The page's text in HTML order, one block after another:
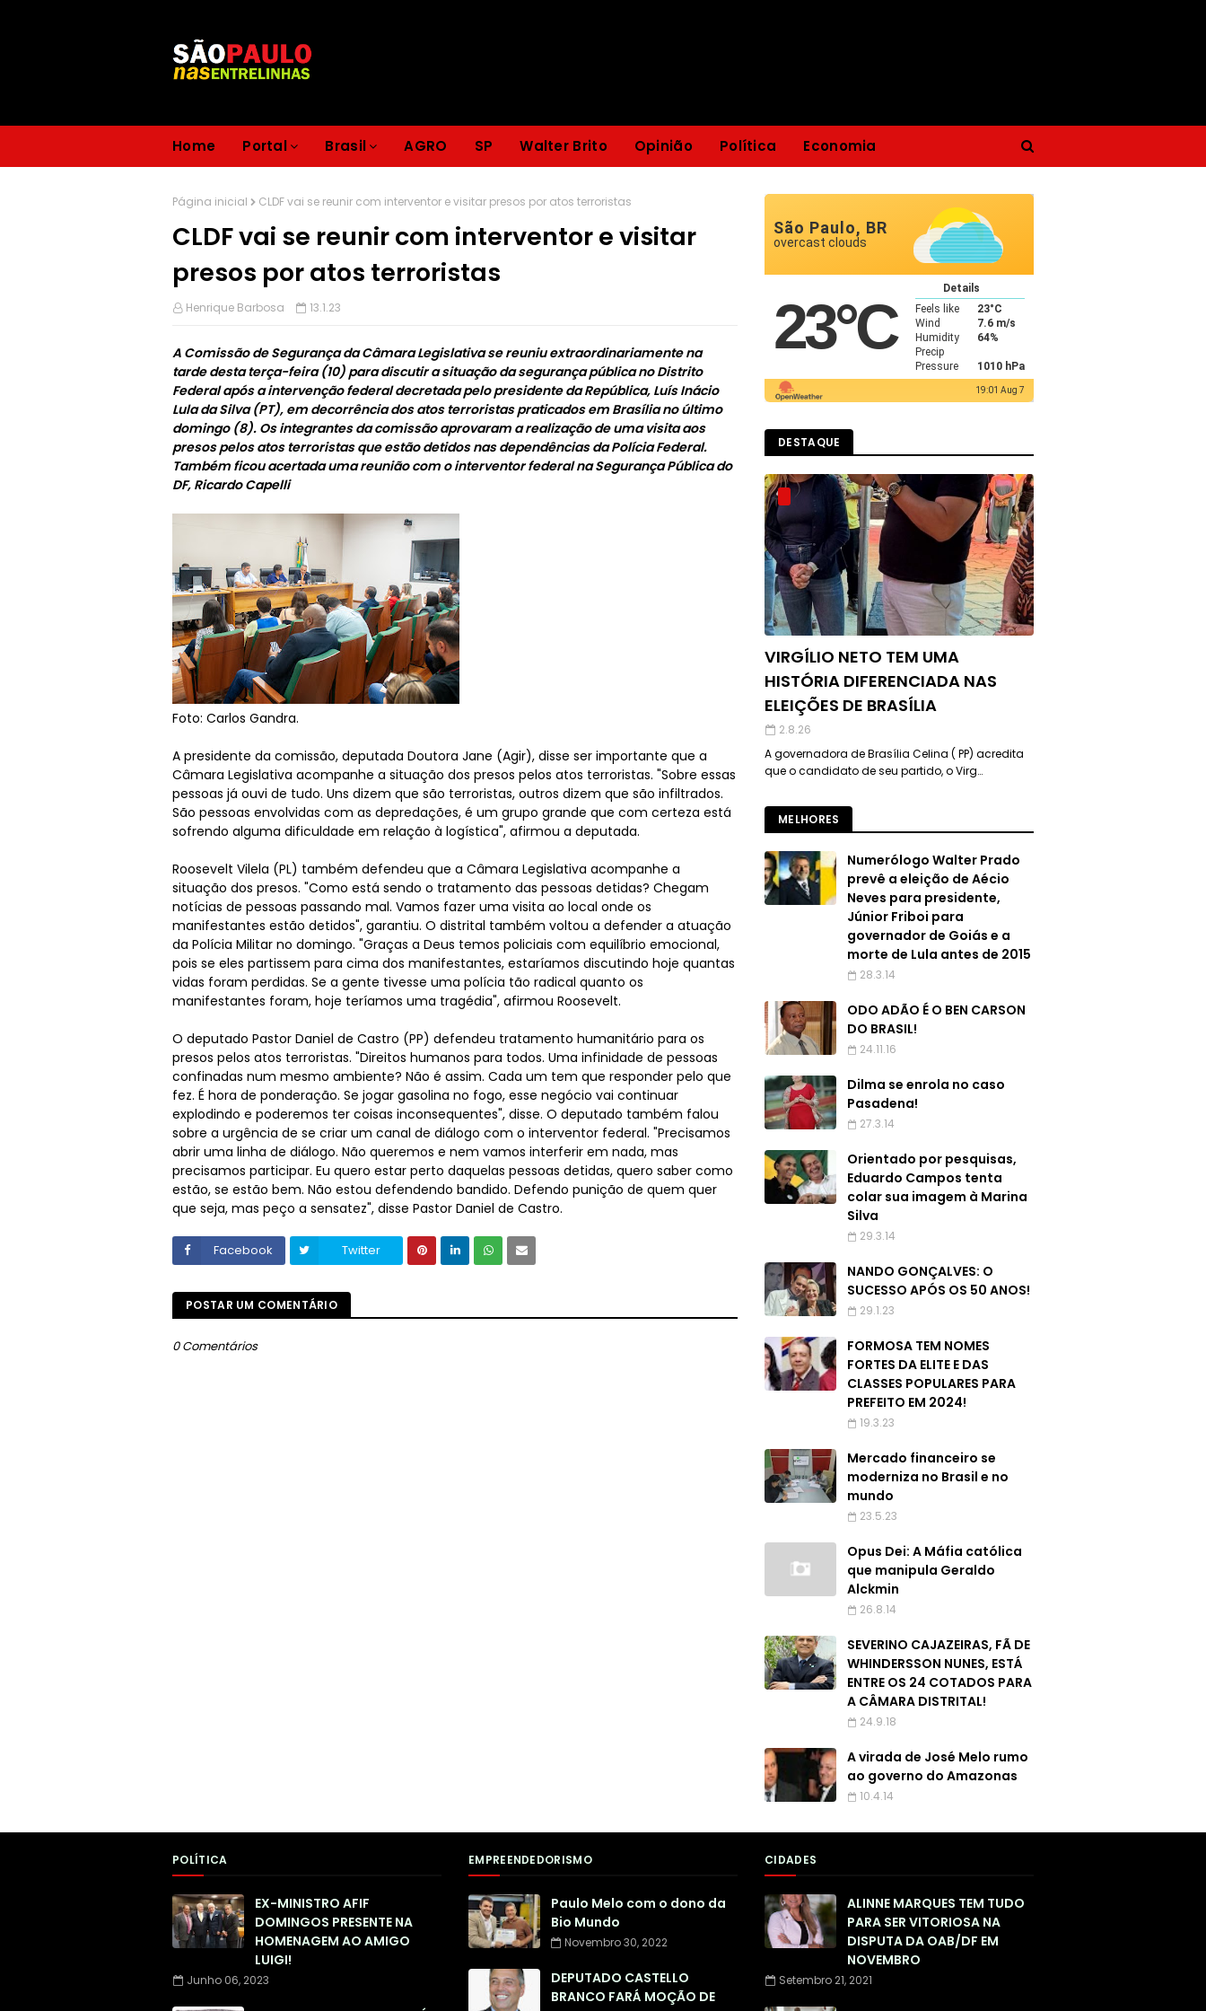
Home Portal Brasil AGRO SP Walter Brito Opinião Política Economia
Página inicial CLDF vai se reunir com interventor e visitar presos por atos terroristas
CLDF vai se reunir com interventor e visitar
presos por atos terroristas
Henrique Barbosa 13.1.23
A Comissão de Segurança da Câmara Legislativa se reuniu extraordinariamente na
tarde desta terça-feira (10) para discutir a situação da segurança pública no Distrito
Federal após a intervenção federal decretada pelo presidente da República, Luís Inácio
Lula da Silva (PT), em decorrência dos atos terroristas praticados em Brasília no último
domingo (8). Os integrantes da comissão aprovaram a realização de uma visita aos
presos pelos atos terroristas que estão detidos nas dependências da Polícia Federal.
Também ficou acertada uma reunião com o interventor federal na Segurança Pública do
DF, Ricardo Capelli
Foto: Carlos Gandra.
A presidente da comissão, deputada Doutora Jane (Agir), disse ser importante que a
Câmara Legislativa acompanhe a situação dos presos pelos atos terroristas. "Sobre essas
pessoas já ouvi de tudo. Uns dizem que são terroristas, outros dizem que são infiltrados.
São pessoas envolvidas com as depredações, é um grupo grande que com certeza está
sofrendo alguma dificuldade em relação à logística", afirmou a deputada.
Roosevelt Vilela (PL) também defendeu que a Câmara Legislativa acompanhe a
situação dos presos. "Como está sendo o tratamento das pessoas detidas? Chegam
notícias de pessoas passando mal. Vamos fazer uma visita ao local onde os
manifestantes estão detidos", garantiu. O distrital também voltou a defender a atuação
da Polícia Militar no domingo. "Graças a Deus temos policiais com equilíbrio emocional,
pois se eles partissem para cima dos manifestantes, estaríamos discutindo hoje quantas
vidas foram perdidas. Se a gente tivesse uma polícia tão radical quanto os
manifestantes foram, hoje teríamos uma tragédia", afirmou Roosevelt.
O deputado Pastor Daniel de Castro (PP) defendeu tratamento humanitário para os
presos pelos atos terroristas. "Direitos humanos para todos. Uma infinidade de pessoas
confinadas num mesmo ambiente? Não é assim. Cada um tem que responder pelo que
fez. É hora de ponderação. Se jogar gasolina no fogo, esse negócio vai continuar
explodindo e poderemos ter coisas inconsequentes", disse. O deputado também falou
sobre a urgência de se criar um canal de diálogo com o interventor federal. "Precisamos
abrir uma linha de diálogo. Não queremos e nem vamos interferir em nada, mas
precisamos participar. Eu quero estar perto daquelas pessoas detidas, quero saber como
estão, se estão bem. Não estou defendendo bandido. Defendo punição de quem quer
que seja, mas peço a sensatez", disse Pastor Daniel de Castro.
Facebook Twitter
POSTAR UM COMENTÁRIO
0 Comentários
São Paulo, BR
overcast clouds
23°C
Details
Feels like
23°C
Wind
7.6 m/s
Humidity
64%
Precip
Pressure
1010 hPa
19:01 Aug 7
DESTAQUE
VIRGÍLIO NETO TEM UMA
HISTÓRIA DIFERENCIADA NAS
ELEIÇÕES DE BRASÍLIA
2.8.26
A governadora de Brasília Celina ( PP) acredita
que o candidato de seu partido, o Virg…
MELHORES
Numerólogo Walter Prado
prevê a eleição de Aécio
Neves para presidente,
Júnior Friboi para
governador de Goiás e a
morte de Lula antes de 2015
28.3.14
ODO ADÃO É O BEN CARSON
DO BRASIL!
24.11.16
Dilma se enrola no caso
Pasadena!
27.3.14
Orientado por pesquisas,
Eduardo Campos tenta
colar sua imagem à Marina
Silva
29.3.14
NANDO GONÇALVES: O
SUCESSO APÓS OS 50 ANOS!
29.1.23
FORMOSA TEM NOMES
FORTES DA ELITE E DAS
CLASSES POPULARES PARA
PREFEITO EM 2024!
19.3.23
Mercado financeiro se
moderniza no Brasil e no
mundo
23.5.23
Opus Dei: A Máfia católica
que manipula Geraldo
Alckmin
26.8.14
SEVERINO CAJAZEIRAS, FÃ DE
WHINDERSSON NUNES, ESTÁ
ENTRE OS 24 COTADOS PARA
A CÂMARA DISTRITAL!
24.9.18
A virada de José Melo rumo
ao governo do Amazonas
10.4.14
POLÍTICA
EX-MINISTRO AFIF
DOMINGOS PRESENTE NA
HOMENAGEM AO AMIGO
LUIGI!
Junho 06, 2023
EMPREENDEDORISMO
Paulo Melo com o dono da
Bio Mundo
Novembro 30, 2022
DEPUTADO CASTELLO
BRANCO FARÁ MOÇÃO DE
CIDADES
ALINNE MARQUES TEM TUDO
PARA SER VITORIOSA NA
DISPUTA DA OAB/DF EM
NOVEMBRO
Setembro 21, 2021